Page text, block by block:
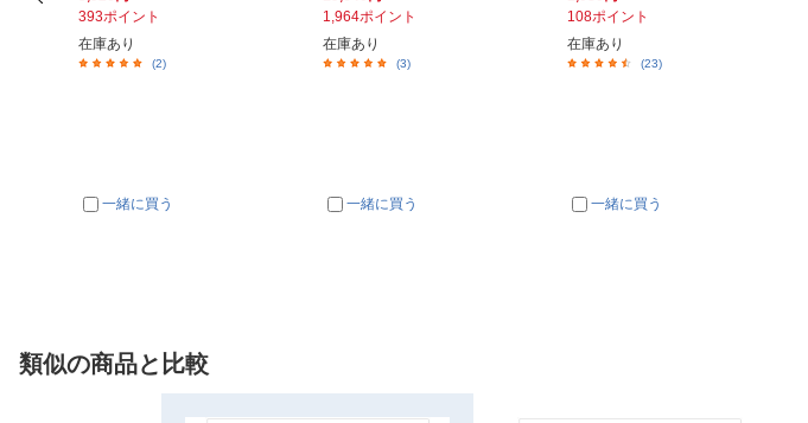
393ポイント
在庫あり
(2)
一緒に買う
1,964ポイント
在庫あり
(3)
一緒に買う
108ポイント
在庫あり
(23)
一緒に買う
類似の商品と比較